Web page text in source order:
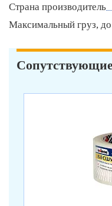
Страна производитель
Максимальный груз, до